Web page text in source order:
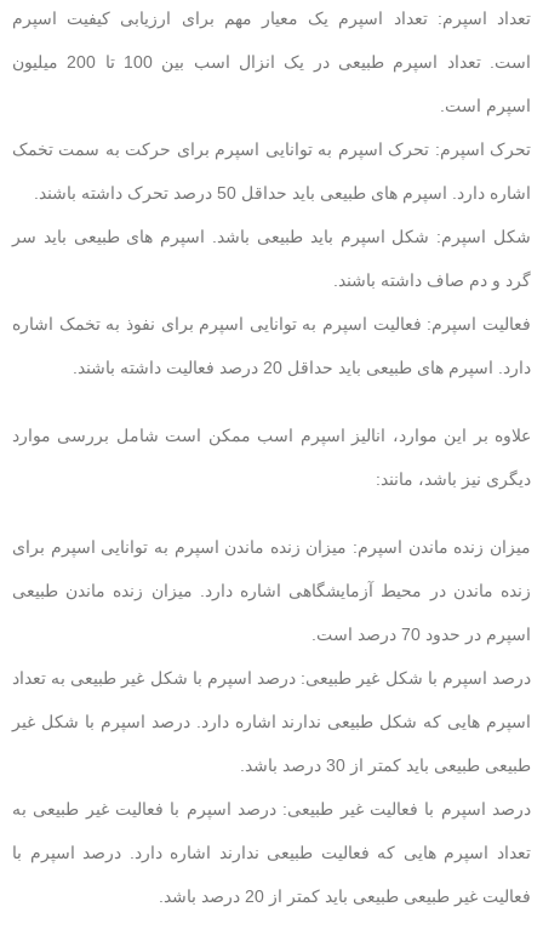
تعداد اسپرم: تعداد اسپرم یک معیار مهم برای ارزیابی کیفیت اسپرم
است. تعداد اسپرم طبیعی در یک انزال اسب بین 100 تا 200 میلیون
اسپرم است.
تحرک اسپرم: تحرک اسپرم به توانایی اسپرم برای حرکت به سمت تخمک
اشاره دارد. اسپرم های طبیعی باید حداقل 50 درصد تحرک داشته باشند.
شکل اسپرم: شکل اسپرم باید طبیعی باشد. اسپرم های طبیعی باید سر
گرد و دم صاف داشته باشند.
فعالیت اسپرم: فعالیت اسپرم به توانایی اسپرم برای نفوذ به تخمک اشاره
دارد. اسپرم های طبیعی باید حداقل 20 درصد فعالیت داشته باشند.
علاوه بر این موارد، انالیز اسپرم اسب ممکن است شامل بررسی موارد
دیگری نیز باشد، مانند:
میزان زنده ماندن اسپرم: میزان زنده ماندن اسپرم به توانایی اسپرم برای
زنده ماندن در محیط آزمایشگاهی اشاره دارد. میزان زنده ماندن طبیعی
اسپرم در حدود 70 درصد است.
درصد اسپرم با شکل غیر طبیعی: درصد اسپرم با شکل غیر طبیعی به تعداد
اسپرم هایی که شکل طبیعی ندارند اشاره دارد. درصد اسپرم با شکل غیر
طبیعی طبیعی باید کمتر از 30 درصد باشد.
درصد اسپرم با فعالیت غیر طبیعی: درصد اسپرم با فعالیت غیر طبیعی به
تعداد اسپرم هایی که فعالیت طبیعی ندارند اشاره دارد. درصد اسپرم با
فعالیت غیر طبیعی طبیعی باید کمتر از 20 درصد باشد.